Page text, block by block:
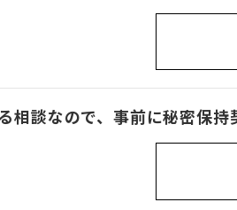
相談なので、事前に秘密保